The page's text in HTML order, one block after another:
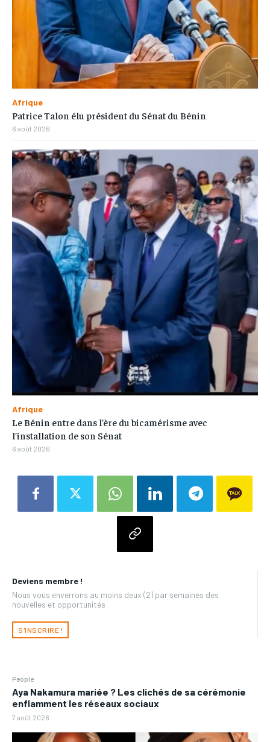
Deviens membre !
Nous vous enverrons au moins deux (2) par semaines des
nouvelles et opportunités
S'INSCRIRE !
People
Aya Nakamura mariée ? Les clichés de sa cérémonie
enflamment les réseaux sociaux
7 août 2026
Afrique
Patrice Talon élu président du Sénat du Bénin
6 août 2026
Afrique
Le Bénin entre dans l’ère du bicamérisme avec
l’installation de son Sénat
6 août 2026